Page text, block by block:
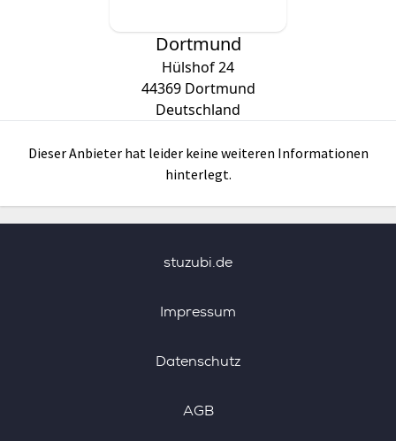
Dortmund
Hülshof 24
44369 Dortmund
Deutschland
Dieser Anbieter hat leider keine weiteren Informationen
hinterlegt.
stuzubi.de
Impressum
Datenschutz
AGB